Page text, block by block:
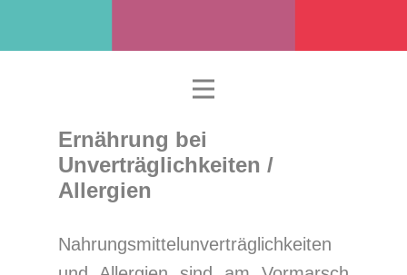
Ernährung bei
Unverträglichkeiten /
Allergien
Nahrungsmittelunverträglichkeiten